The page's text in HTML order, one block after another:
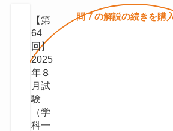
【第
64
回】
2025
年８
月試
験
（学
科一
問７の解説の続きを購